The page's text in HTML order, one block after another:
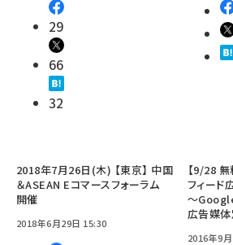
29
66
32
2018年7月26日(木) 【東京】 中国
＆ASEAN Eコマースフォーラム
開催
2018年6月29日 15:30
【9/28
フィード
～
広告媒
2016年9